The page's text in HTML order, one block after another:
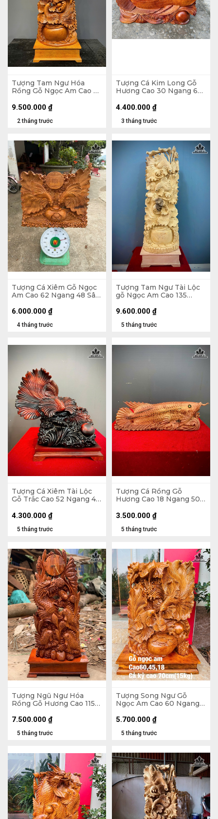
Tượng Tam Ngư Hóa
Rồng Gỗ Ngọc Am Cao Cả
(cm) - Kỷ Cao 15 (cm)
2 tháng trước
9.500.000 ₫
Tượng Cá Kim Long Gỗ
Hương Cao 30 Ngang 66
3 tháng trước
4.400.000 ₫
Tượng Cá Xiêm Gỗ Ngọc
Am Cao 62 Ngang 48 Sâu
4 tháng trước
6.000.000 ₫
Tượng Tam Ngư Tài Lộc
gỗ Ngọc Am Cao 135
5 tháng trước
9.600.000 ₫
Tượng Cá Xiêm Tài Lộc
Gỗ Trắc Cao 52 Ngang 48
5 tháng trước
4.300.000 ₫
Tượng Cá Rồng Gỗ
Hương Cao 18 Ngang 50
5 tháng trước
3.500.000 ₫
Tượng Ngũ Ngư Hóa
Rồng Gỗ Hương Cao 115
Không Kỷ Cao 100 (cm)
5 tháng trước
7.500.000 ₫
Tượng Song Ngư Gỗ
Ngọc Am Cao 60 Ngang
70 - 15kg
5 tháng trước
5.700.000 ₫